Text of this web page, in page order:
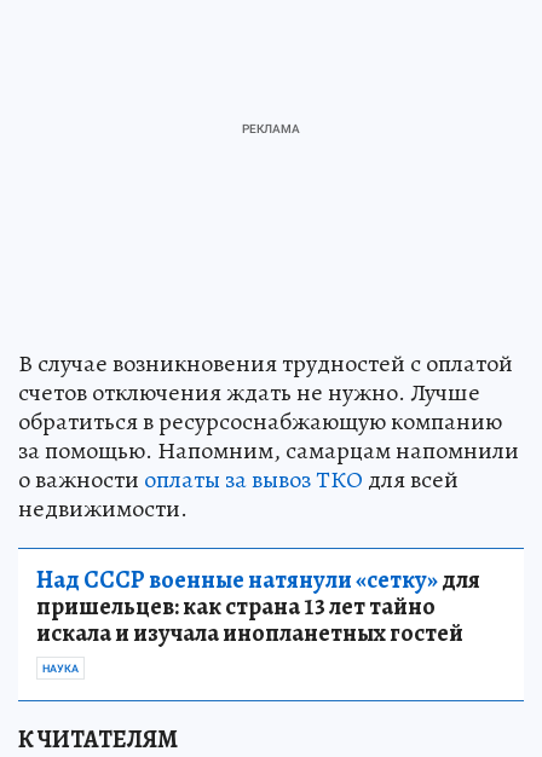
В случае возникновения трудностей с оплатой
счетов отключения ждать не нужно. Лучше
обратиться в ресурсоснабжающую компанию
за помощью. Напомним, самарцам напомнили
о важности оплаты за вывоз ТКО для всей
недвижимости.
Над СССР военные натянули «сетку»для
пришельцев: как страна 13 лет тайно
искала и изучала инопланетных гостей
НАУКА
К ЧИТАТЕЛЯМ